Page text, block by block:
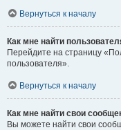
Вернуться к началу
Как мне найти
Перейдите на страницу
пользователя».
Вернуться к началу
Как мне найти свои
Вы можете найти свои